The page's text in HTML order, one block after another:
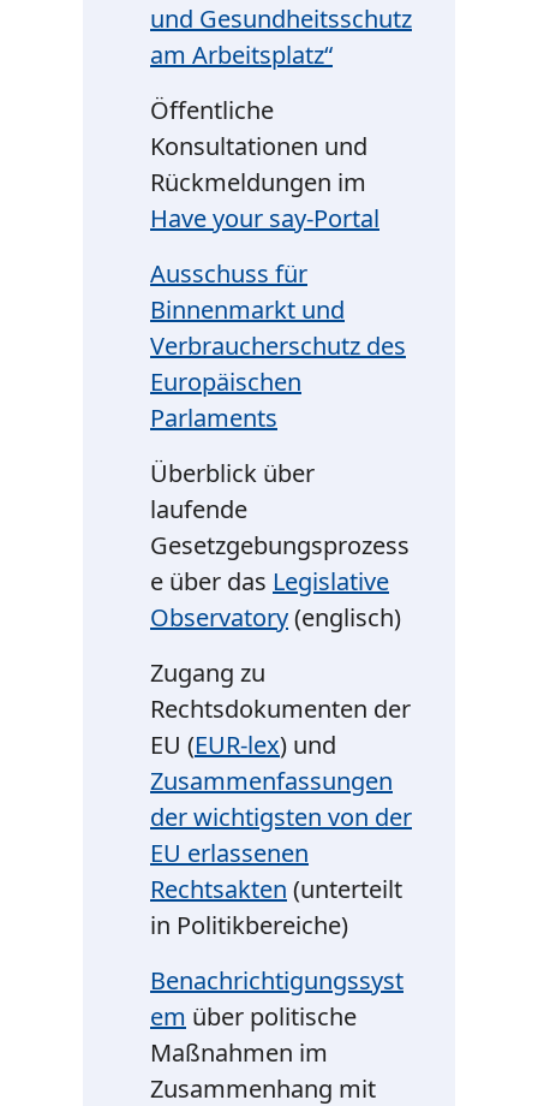
und Gesundheitsschutz
am Arbeitsplatz“
Öffentliche
Konsultationen und
Rückmeldungen im
Have your say-Portal
Ausschuss für
Binnenmarkt und
Verbraucherschutz des
Europäischen
Parlaments
Überblick über
laufende
Gesetzgebungsprozess
e über das Legislative
Observatory(englisch)
Zugang zu
Rechtsdokumenten der
EU (EUR-lex) und
Zusammenfassungen
der wichtigsten von der
EU erlassenen
Rechtsakten (unterteilt
in Politikbereiche)
Benachrichtigungssyst
em über politische
Maßnahmen im
Zusammenhang mit